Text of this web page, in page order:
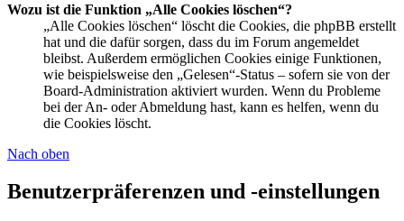
Wozu ist die Funktion „Alle Cookies löschen“?
„Alle Cookies löschen“ löscht die Cookies, die phpBB erstellt
hat und die dafür sorgen, dass du im Forum angemeldet
bleibst. Außerdem ermöglichen Cookies einige Funktionen,
wie beispielsweise den „Gelesen“-Status – sofern sie von der
Board-Administration aktiviert wurden. Wenn du Probleme
bei der An- oder Abmeldung hast, kann es helfen, wenn du
die Cookies löscht.
Nach oben
Benutzerpräferenzen und -einstellungen